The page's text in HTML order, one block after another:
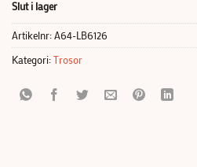
Slut i lager
Artikelnr:A64-LB6126
Kategori:Trosor